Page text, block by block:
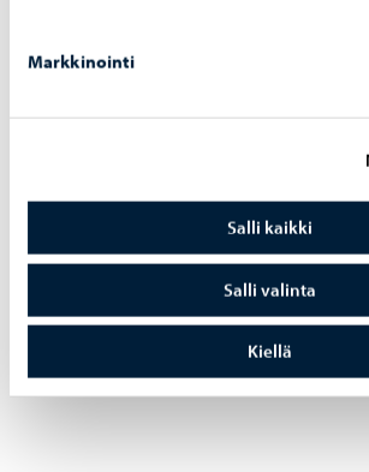
Markkinointi
Salli kaikki
Salli valinta
Kiellä
Potential) är ett. Kylmedel som används
ett GWP-index värde på till och med 3600,
klimatpåverkan är flera tusen gånger så
koldioxid.
På centralkökets tak finns solpaneler och
producerar används effektivt Också
utrustningen utnyttjas.